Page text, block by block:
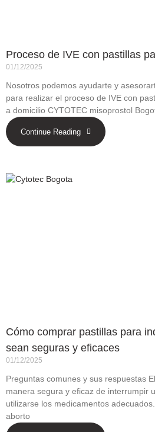
Proceso de IVE con pastillas
01/12/2025
Nosotros podemos ayudarte y
para realizar el proceso de IVE con
a domicilio CYTOTEC misoprostol
Continue Reading
Cómo comprar pastillas para
sean seguras y eficaces
01/12/2025
Preguntas comunes y sus respuestas
manera segura y eficaz de interrumpir
utilizarse los medicamentos
aborto